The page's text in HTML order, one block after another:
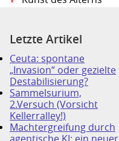
Letzte Artikel
Ceuta: spontane
„Invasion“ oder gezielte
Destabilisierung?
Sammelsurium,
2.Versuch (Vorsicht
Kellerralley!)
Machtergreifung durch